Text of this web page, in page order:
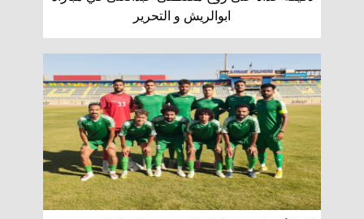
ابوالريش و التحرير